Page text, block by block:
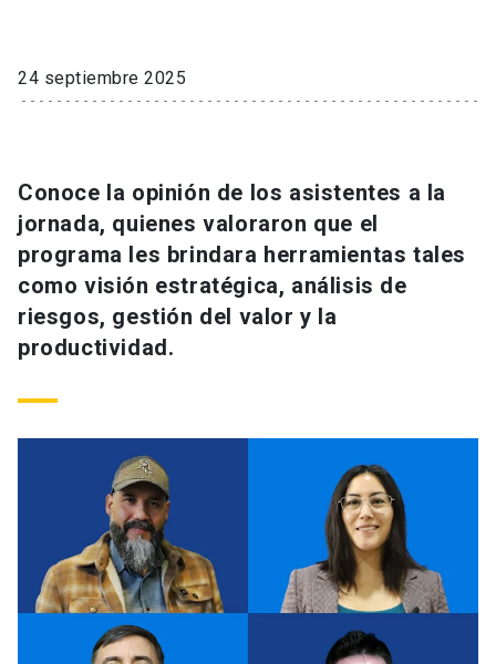
24 septiembre 2025
Conoce la opinión de los asistentes a la
jornada, quienes valoraron que el
programa les brindara herramientas tales
como visión estratégica, análisis de
riesgos, gestión del valor y la
productividad.